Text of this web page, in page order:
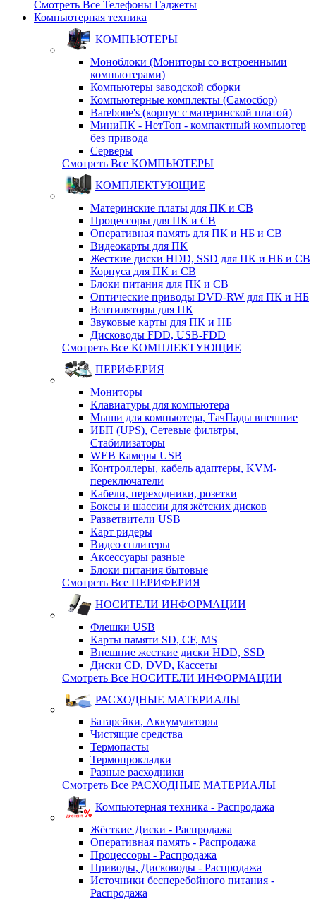
Смотреть Все Телефоны Гаджеты
Компьютерная техника
КОМПЬЮТЕРЫ
Моноблоки (Мониторы со встроенными
компьютерами)
Компьютеры заводской сборки
Компьютерные комплекты (Самосбор)
Barebone's (корпус с материнской платой)
МиниПК - НетТоп - компактный компьютер
без привода
Серверы
Смотреть Все КОМПЬЮТЕРЫ
КОМПЛЕКТУЮЩИЕ
Материнские платы для ПК и СВ
Процессоры для ПК и СВ
Оперативная память для ПК и НБ и СВ
Видеокарты для ПК
Жесткие диски HDD, SSD для ПК и НБ и СВ
Корпуса для ПК и СВ
Блоки питания для ПК и СВ
Оптические приводы DVD-RW для ПК и НБ
Вентиляторы для ПК
Звуковые карты для ПК и НБ
Дисководы FDD, USB-FDD
Смотреть Все КОМПЛЕКТУЮЩИЕ
ПЕРИФЕРИЯ
Мониторы
Клавиатуры для компьютера
Мыши для компьютера, ТачПады внешние
ИБП (UPS), Cетевые фильтры,
Cтабилизаторы
WEB Камеры USB
Контроллеры, кабель адаптеры, KVM-
переключатели
Кабели, переходники, розетки
Боксы и шассии для жётских дисков
Разветвители USB
Карт ридеры
Видео сплитеры
Аксессуары разные
Блоки питания бытовые
Смотреть Все ПЕРИФЕРИЯ
НОСИТЕЛИ ИНФОРМАЦИИ
Флешки USB
Карты памяти SD, CF, MS
Внешние жесткие диски HDD, SSD
Диски CD, DVD, Кассеты
Смотреть Все НОСИТЕЛИ ИНФОРМАЦИИ
РАСХОДНЫЕ МАТЕРИАЛЫ
Батарейки, Аккумуляторы
Чистящие средства
Термопасты
Термопрокладки
Разные расходники
Смотреть Все РАСХОДНЫЕ МАТЕРИАЛЫ
Компьютерная техника - Распродажа
Жёсткие Диски - Распродажа
Оперативная память - Распродажа
Процессоры - Распродажа
Приводы, Дисководы - Распродажа
Источники бесперебойного питания -
Распродажа